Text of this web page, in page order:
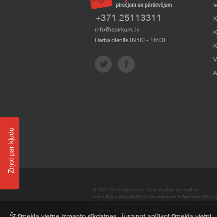
+371 25113311
info@iepirkumi.lv
Darba dienās 09:00 - 18:00
© 2007–2018 Iepirkumi.lv. Visas tiesības aizsargātas.
Informācijas pārpublicēšana bez iepirkumi.lv īpašnieka SIA
Ziņot par kļūdu